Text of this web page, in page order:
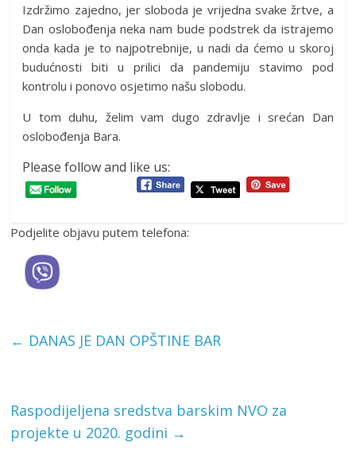
Izdržimo zajedno, jer sloboda je vrijedna svake žrtve, a
Dan oslobođenja neka nam bude podstrek da istrajemo
onda kada je to najpotrebnije, u nadi da ćemo u skoroj
budućnosti biti u prilici da pandemiju stavimo pod
kontrolu i ponovo osjetimo našu slobodu.
U tom duhu, želim vam dugo zdravlje i srećan Dan
oslobođenja Bara.
Please follow and like us:
Podjelite objavu putem telefona:
← DANAS JE DAN OPŠTINE BAR
Raspodijeljena sredstva barskim NVO za
projekte u 2020. godini →